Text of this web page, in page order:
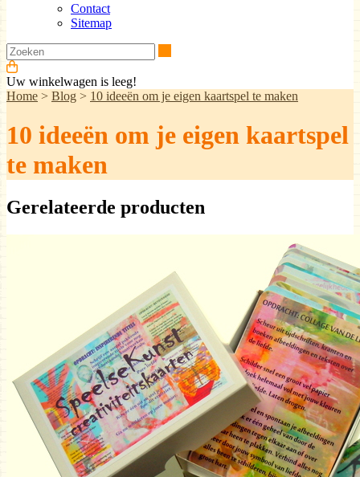
Contact
Sitemap
Uw winkelwagen is leeg!
Home > Blog > 10 ideeën om je eigen kaartspel te maken
10 ideeën om je eigen kaartspel
te maken
Gerelateerde producten